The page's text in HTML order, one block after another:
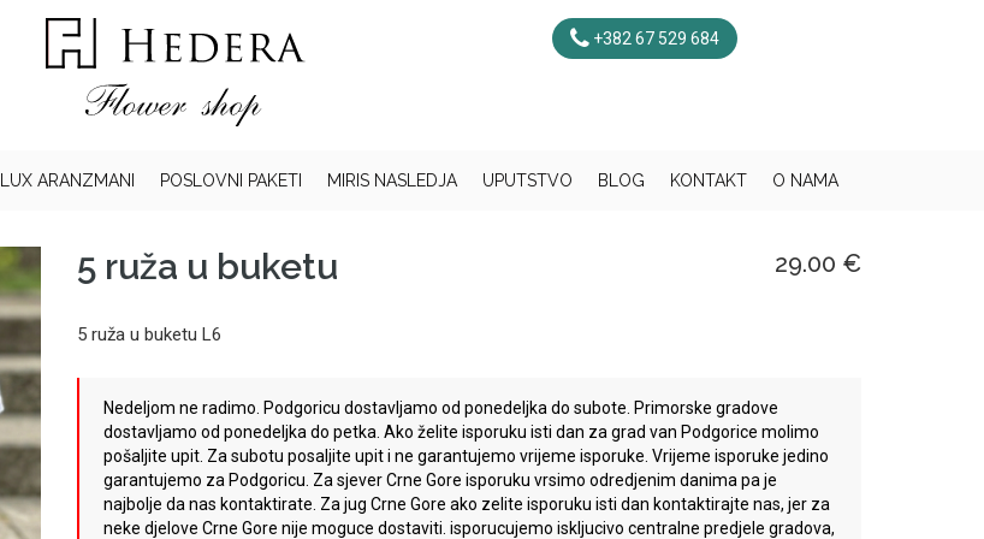
+382 67 529 684
LUX ARANZMANI POSLOVNI PAKETI MIRIS NASLEDJA UPUTSTVO BLOG KONTAKT O NAMA
5 ruža u buketu 29.00 €
5 ruža u buketu L6
Nedeljom ne radimo. Podgoricu dostavljamo od ponedeljka do subote. Primorske gradove
dostavljamo od ponedeljka do petka. Ako želite isporuku isti dan za grad van Podgorice molimo
pošaljite upit. Za subotu posaljite upit i ne garantujemo vrijeme isporuke. Vrijeme isporuke jedino
garantujemo za Podgoricu. Za sjever Crne Gore isporuku vrsimo odredjenim danima pa je
najbolje da nas kontaktirate. Za jug Crne Gore ako zelite isporuku isti dan kontaktirajte nas, jer za
neke djelove Crne Gore nije moguce dostaviti. isporucujemo iskljucivo centralne predjele gradova,